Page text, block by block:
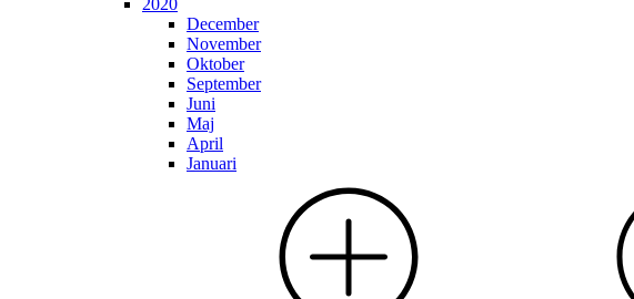
2020
December
November
Oktober
September
Juni
Maj
April
Januari